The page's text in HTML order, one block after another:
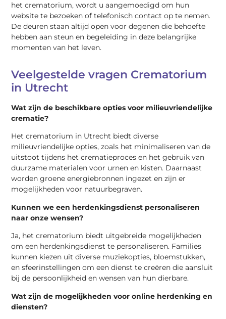
het crematorium, wordt u aangemoedigd om hun
website te bezoeken of telefonisch contact op te nemen.
De deuren staan altijd open voor degenen die behoefte
hebben aan steun en begeleiding in deze belangrijke
momenten van het leven.
Veelgestelde vragen Crematorium
in Utrecht
Wat zijn de beschikbare opties voor milieuvriendelijke
crematie?
Het crematorium in Utrecht biedt diverse
milieuvriendelijke opties, zoals het minimaliseren van de
uitstoot tijdens het crematieproces en het gebruik van
duurzame materialen voor urnen en kisten. Daarnaast
worden groene energiebronnen ingezet en zijn er
mogelijkheden voor natuurbegraven.
Kunnen we een herdenkingsdienst personaliseren
naar onze wensen?
Ja, het crematorium biedt uitgebreide mogelijkheden
om een herdenkingsdienst te personaliseren. Families
kunnen kiezen uit diverse muziekopties, bloemstukken,
en sfeerinstellingen om een dienst te creëren die aansluit
bij de persoonlijkheid en wensen van hun dierbare.
Wat zijn de mogelijkheden voor online herdenking en
diensten?